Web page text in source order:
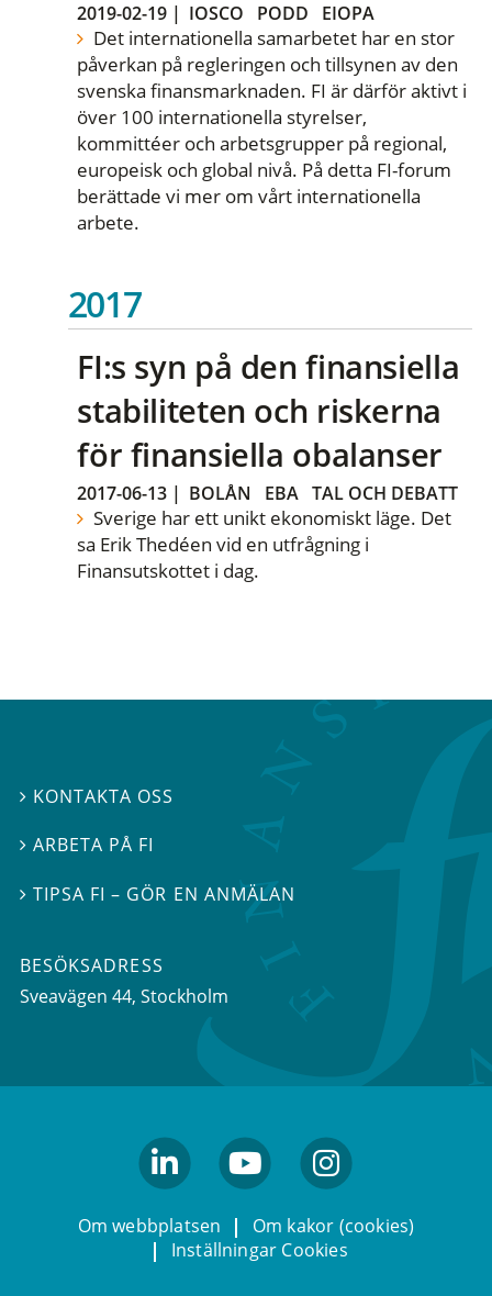
2019-02-19 | IOSCO PODD EIOPA
Det internationella samarbetet har en stor
påverkan på regleringen och tillsynen av den
svenska finansmarknaden. FI är därför aktivt i
över 100 internationella styrelser,
kommittéer och arbetsgrupper på regional,
europeisk och global nivå. På detta FI-forum
berättade vi mer om vårt internationella
arbete.
2017
FI:s syn på den finansiella
stabiliteten och riskerna
för finansiella obalanser
2017-06-13 | BOLÅN EBA TAL OCH DEBATT
Sverige har ett unikt ekonomiskt läge. Det
sa Erik Thedéen vid en utfrågning i
Finansutskottet i dag.
 KONTAKTA OSS
ARBETA PÅ FI
TIPSA FI – GÖR EN ANMÄLAN
BESÖKSADRESS
Sveavägen 44, Stockholm
Om webbplatsen
Om kakor (cookies)
Inställningar Cookies